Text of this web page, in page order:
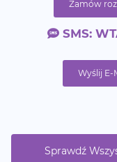
Zamów
SMS:
Wyślij E-
Sprawdź